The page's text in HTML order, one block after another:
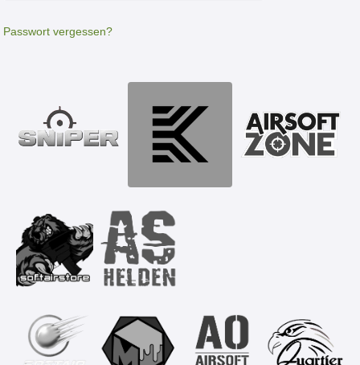
Passwort vergessen?